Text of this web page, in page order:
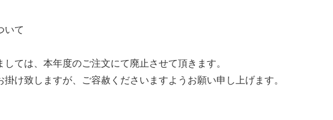
いて
ては、本年度のご注文にて廃止させて頂きます。
け致しますが、ご容赦くださいますようお願い申し上げます。